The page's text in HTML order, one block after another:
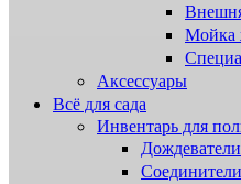
Мойка
Аксессуары
Всё для сада
Инвентарь для